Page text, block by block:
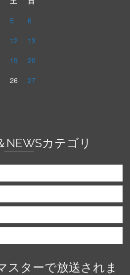
5
6
12
13
19
20
26
27
NEWSカテゴリ
スターで放送されま